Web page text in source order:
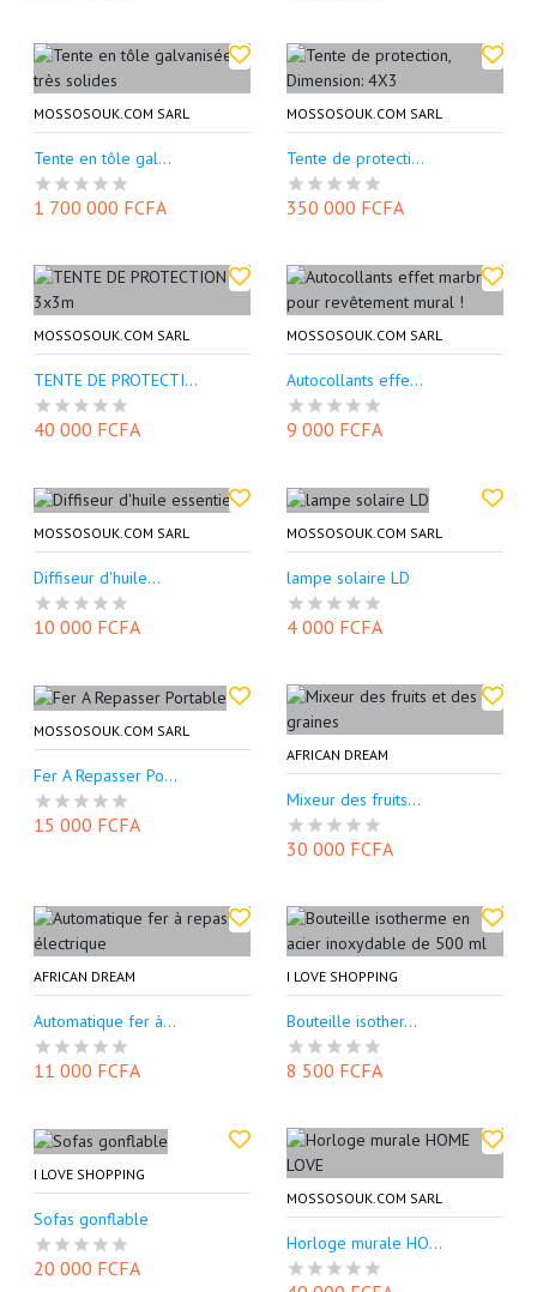
MOSSOSOUK.COM SARL
Tente en tôle gal...
1 700 000 FCFA
MOSSOSOUK.COM SARL
Tente de protecti...
350 000 FCFA
MOSSOSOUK.COM SARL
TENTE DE PROTECTI...
40 000 FCFA
MOSSOSOUK.COM SARL
Autocollants effe...
9 000 FCFA
MOSSOSOUK.COM SARL
Diffiseur d'huile...
10 000 FCFA
MOSSOSOUK.COM SARL
lampe solaire LD
4 000 FCFA
MOSSOSOUK.COM SARL
Fer A Repasser Po...
15 000 FCFA
AFRICAN DREAM
Mixeur des fruits...
30 000 FCFA
AFRICAN DREAM
Automatique fer à...
11 000 FCFA
I LOVE SHOPPING
Bouteille isother...
8 500 FCFA
I LOVE SHOPPING
Sofas gonflable
20 000 FCFA
MOSSOSOUK.COM SARL
Horloge murale HO...